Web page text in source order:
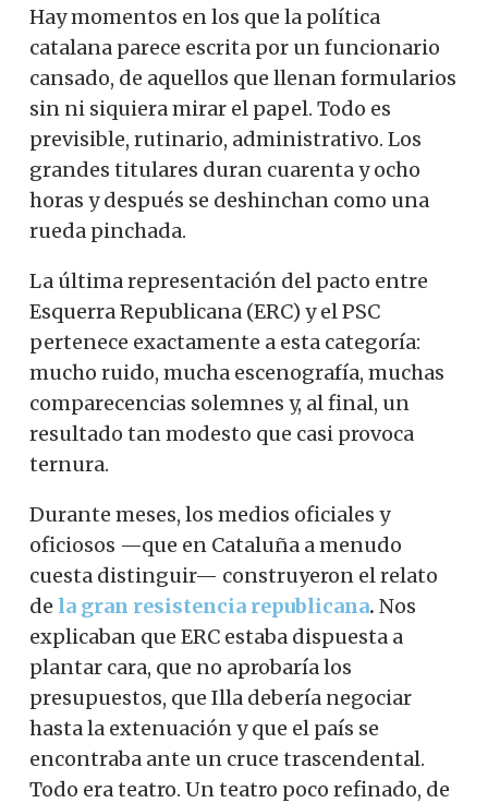
Hay momentos en los que la política
catalana parece escrita por un funcionario
cansado, de aquellos que llenan formularios
sin ni siquiera mirar el papel. Todo es
previsible, rutinario, administrativo. Los
grandes titulares duran cuarenta y ocho
horas y después se deshinchan como una
rueda pinchada.
La última representación del pacto entre
Esquerra Republicana (ERC) y el PSC
pertenece exactamente a esta categoría:
mucho ruido, mucha escenografía, muchas
comparecencias solemnes y, al final, un
resultado tan modesto que casi provoca
ternura.
Durante meses, los medios oficiales y
oficiosos —que en Cataluña a menudo
cuesta distinguir— construyeron el relato
de la gran resistencia republicana. Nos
explicaban que ERC estaba dispuesta a
plantar cara, que no aprobaría los
presupuestos, que Illa debería negociar
hasta la extenuación y que el país se
encontraba ante un cruce trascendental.
Todo era teatro. Un teatro poco refinado, de